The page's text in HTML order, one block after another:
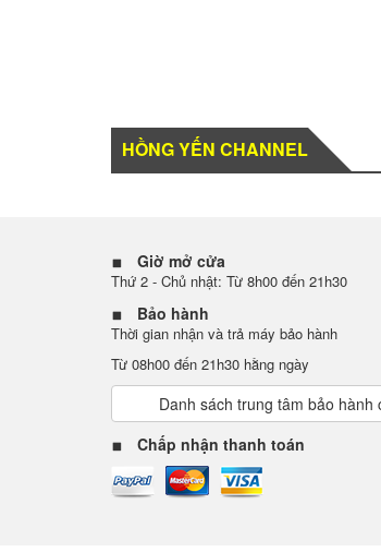
HỒNG YẾN CHANNEL
Giờ mở cửa
Thứ 2 - Chủ nhật: Từ 8h00 đến 21h30
Bảo hành
Thời gian nhận và trả máy bảo hành
Từ 08h00 đến 21h30 hằng ngày
Danh sách trung tâm bảo hành
Chấp nhận thanh toán